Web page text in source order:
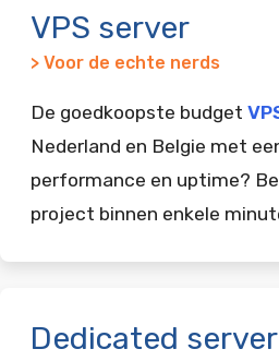
VPS server
> Voor de echte nerds
De goedkoopste budget
Nederland en Belgie met
performance en uptime?
project binnen enkele
Dedicated server